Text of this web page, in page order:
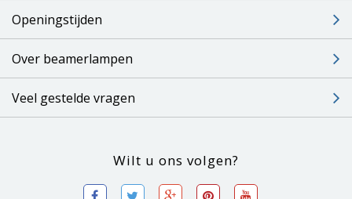
Openingstijden
Over beamerlampen
Veel gestelde vragen
Wilt u ons volgen?